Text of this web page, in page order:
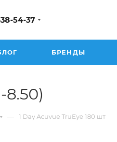
54-37
БРЕНДЫ
8.50)
— 1 Day Acuvue TruEye 180 шт